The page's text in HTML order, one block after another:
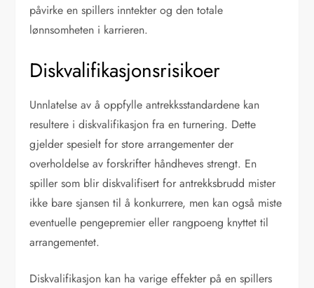
påvirke en spillers inntekter og den totale
lønnsomheten i karrieren.
Diskvalifikasjonsrisikoer
Unnlatelse av å oppfylle antrekksstandardene kan
resultere i diskvalifikasjon fra en turnering. Dette
gjelder spesielt for store arrangementer der
overholdelse av forskrifter håndheves strengt. En
spiller som blir diskvalifisert for antrekksbrudd mister
ikke bare sjansen til å konkurrere, men kan også miste
eventuelle pengepremier eller rangpoeng knyttet til
arrangementet.
Diskvalifikasjon kan ha varige effekter på en spillers